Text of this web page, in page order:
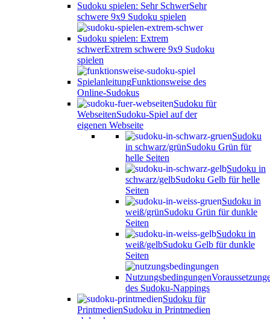
Sudoku spielen: Sehr SchwerSehr
schwere 9x9 Sudoku spielen
Sudoku spielen: Extrem
schwerExtrem schwere 9x9 Sudoku
spielen
SpielanleitungFunktionsweise des
Online-Sudokus
Sudoku für
WebseitenSudoku-Spiel auf der
eigenen Webseite
Sudoku
in schwarz/grünSudoku Grün für
helle Seiten
Sudoku in
schwarz/gelbSudoku Gelb für helle
Seiten
Sudoku in
weiß/grünSudoku Grün für dunkle
Seiten
Sudoku in
weiß/gelbSudoku Gelb für dunkle
Seiten
Nutzungsbedingungen
des Sudoku-Nappings
Sudoku für
PrintmedienSudoku in Printmedien